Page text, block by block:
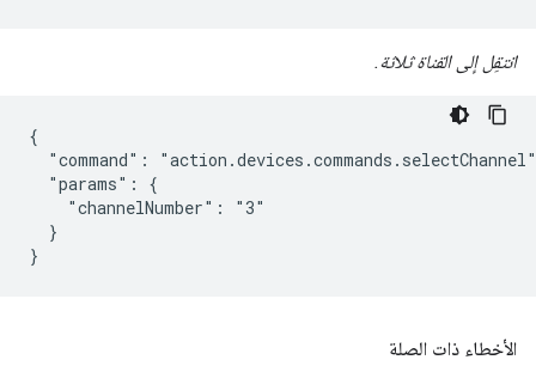
انتقِل إلى القناة ثلاثة.
{
"command":
  "params": {
    "channelNumber": "3"
  }
}
الأخطاء ذات الصلة